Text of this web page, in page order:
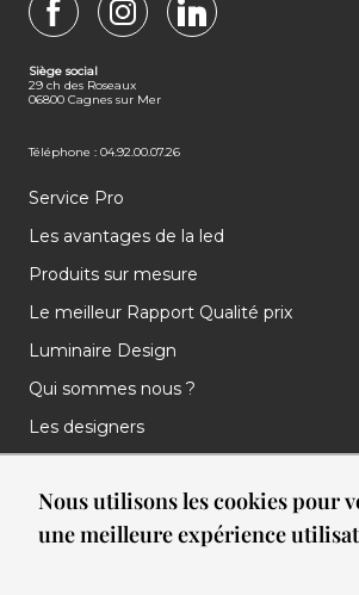
Nous utilisons les cookies pour
une meilleure expérience
Siège social
29 ch des Roseaux
06800 Cagnes sur Mer
Téléphone : 04.92.00.07.26
Service Pro
Les avantages de la led
Produits sur mesure
Le meilleur Rapport Qualité prix
Luminaire Design
Qui sommes nous ?
Les designers
Nos réalisations
Nos Clients